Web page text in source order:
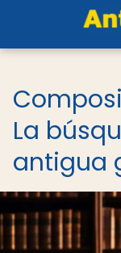
La
antigua